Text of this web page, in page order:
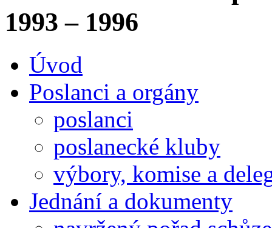
1993 – 1996
Úvod
Poslanci a orgány
poslanci
poslanecké kluby
výbory, komise a
Jednání a dokumenty